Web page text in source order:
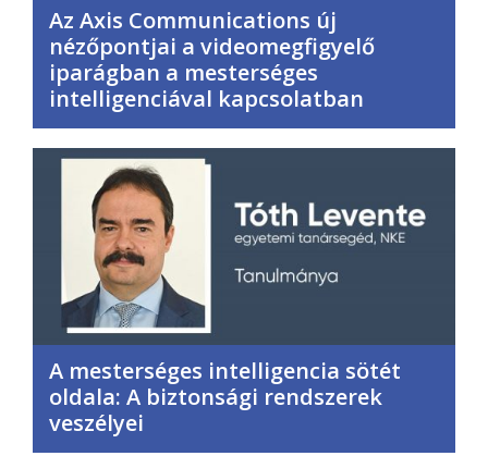
Az Axis Communications új
nézőpontjai a videomegfigyelő
iparágban a mesterséges
intelligenciával kapcsolatban
A mesterséges intelligencia sötét
oldala: A biztonsági rendszerek
veszélyei